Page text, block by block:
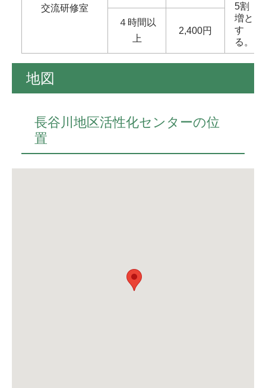
5割
増と
す
る。
交流研修室
４時間以
上
2,400円
地図
長谷川地区活性化センターの位
置